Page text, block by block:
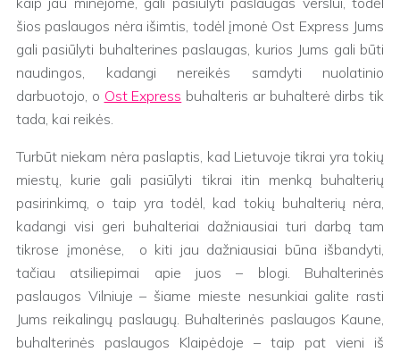
šios paslaugos nėra išimtis, todėl įmonė Ost Express Jums
gali pasiūlyti buhalterines paslaugas, kurios Jums gali būti
naudingos, kadangi nereikės samdyti nuolatinio
darbuotojo, o Ost Express buhalteris ar buhalterė dirbs tik
tada, kai reikės.
Turbūt niekam nėra paslaptis, kad Lietuvoje tikrai yra tokių
miestų, kurie gali pasiūlyti tikrai itin menką buhalterių
pasirinkimą, o taip yra todėl, kad tokių buhalterių nėra,
kadangi visi geri buhalteriai dažniausiai turi darbą tam
tikrose įmonėse, o kiti jau dažniausiai būna išbandyti,
tačiau atsiliepimai apie juos – blogi. Buhalterinės
paslaugos Vilniuje – šiame mieste nesunkiai galite rasti
Jums reikalingų paslaugų. Buhalterinės paslaugos Kaune,
buhalterinės paslaugos Klaipėdoje – taip pat vieni iš